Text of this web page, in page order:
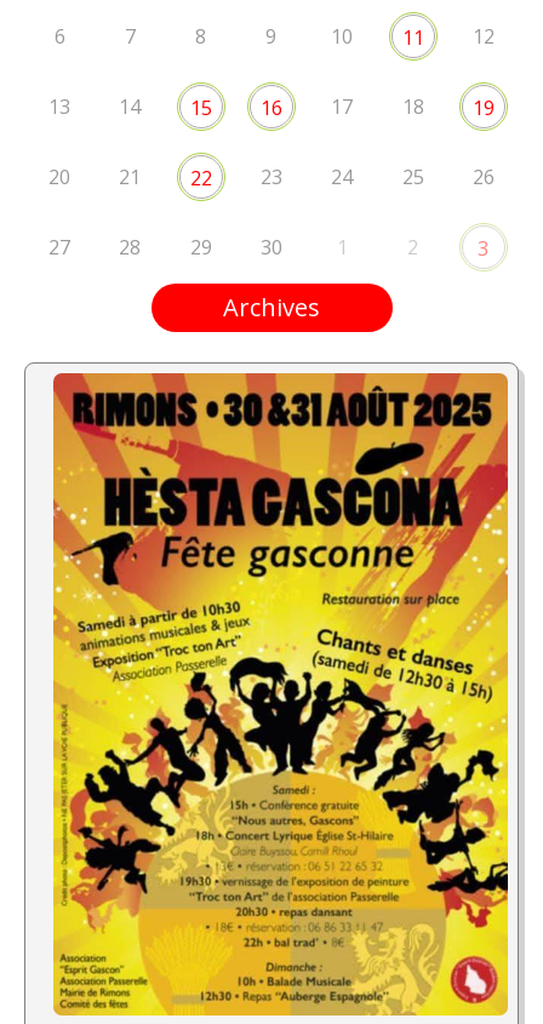
6 7 8 9 10 11 12
13 14 15 16 17 18 19
20 21 22 23 24 25 26
27 28 29 30 1 2 3
Archives